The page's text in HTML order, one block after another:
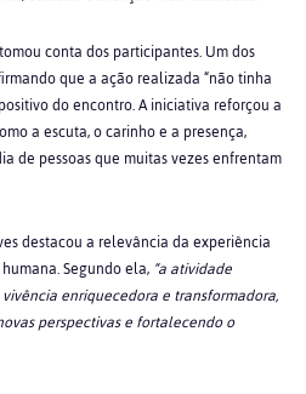
conta dos participantes. Um dos
que a ação realizada “não tinha
do encontro. A iniciativa reforçou a
a escuta, o carinho e a presença,
de pessoas que muitas vezes enfrentam
destacou a relevância da experiência
Segundo ela, “a atividade
enriquecedora e transformadora,
perspectivas e fortalecendo o